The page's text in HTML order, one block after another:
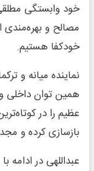
خود وابستگی
مصالح و بهره‌مندی
خودکفا هستیم.
نماینده میانه و
همین توان داخلی
عظیم را در
بازسازی کرده و
عبداللهی در ادامه